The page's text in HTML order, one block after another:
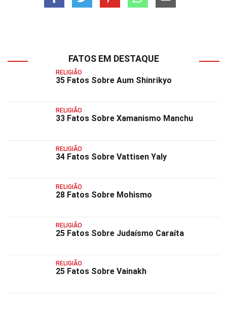
FATOS EM DESTAQUE
RELIGIÃO
35 Fatos Sobre Aum Shinrikyo
RELIGIÃO
33 Fatos Sobre Xamanismo Manchu
RELIGIÃO
34 Fatos Sobre Vattisen Yaly
RELIGIÃO
28 Fatos Sobre Mohismo
RELIGIÃO
25 Fatos Sobre Judaísmo Caraíta
RELIGIÃO
25 Fatos Sobre Vainakh